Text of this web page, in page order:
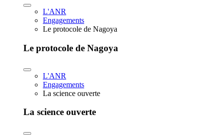
L'ANR
Engagements
Le protocole de Nagoya
Le protocole de Nagoya
L'ANR
Engagements
La science ouverte
La science ouverte